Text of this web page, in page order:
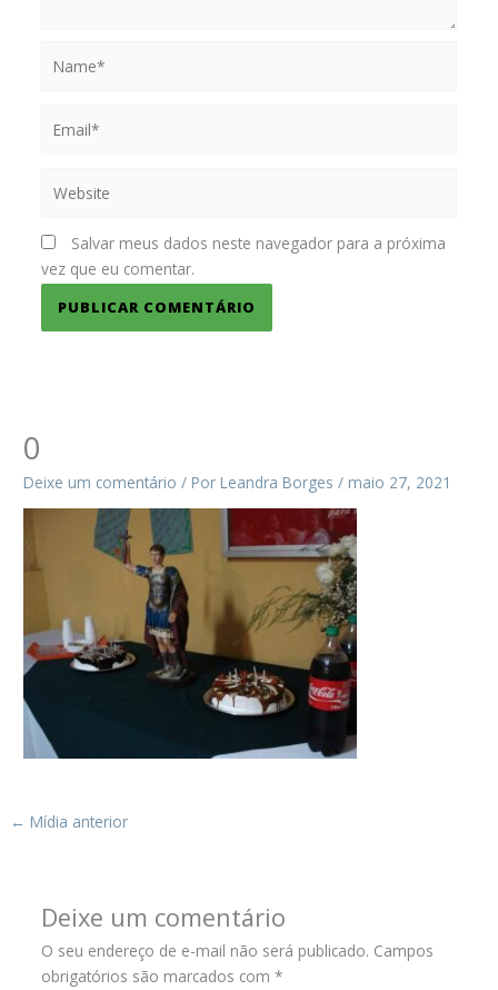
Salvar meus dados neste navegador para a próxima
vez que eu comentar.
0
Deixe um comentário / Por Leandra Borges/ maio 27, 2021
← Mídia anterior
Deixe um comentário
O seu endereço de e-mail não será publicado. Campos
obrigatórios são marcados com *